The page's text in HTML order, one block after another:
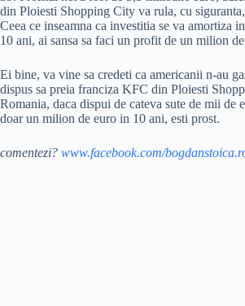
din Ploiesti Shopping City va rula, cu
Ceea ce inseamna ca investitia se va amortiza
10 ani, ai sansa sa faci un profit de un milion
Ei bine, va vine sa credeti ca americanii n-au
dispus sa preia franciza KFC din Ploiesti
Romania, daca dispui de cateva sute de mii de
doar un milion de euro in 10 ani, esti prost.
comentezi? www.facebook.com/